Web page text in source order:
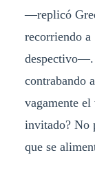
—replicó
recorriendo
despectivo—.
contrabando
vagamente
invitado? No
que se